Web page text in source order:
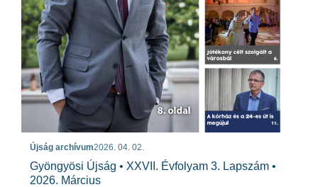
Újság archívum2026. 04. 02.
Gyöngyösi Újság • XXVII. Évfolyam 3. Lapszám •
2026. Március